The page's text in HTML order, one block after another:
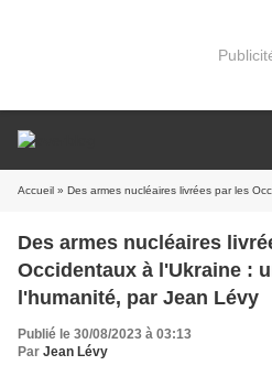
Accueil » Des armes nucléaires livrées par les Occidentaux à
Des armes nucléaires livrées par les
Occidentaux à l'Ukraine :
l'humanité, par Jean Lévy
Publié le 30/08/2023 à 03:13
Par Jean Lévy